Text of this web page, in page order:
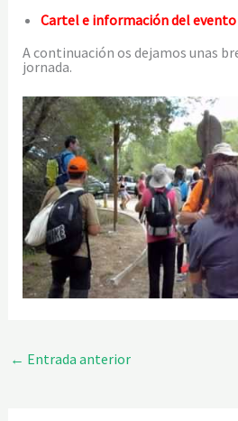
Cartel e información del evento
A continuación os dejamos unas
jornada.
← Entrada anterior